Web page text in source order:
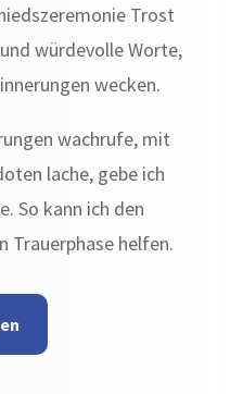
Trost
würdevolle Worte,
wecken.
wachrufe, mit
lache, gebe ich
So kann ich den
Trauerphase helfen.